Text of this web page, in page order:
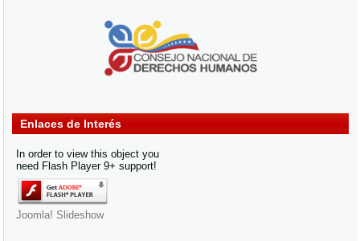
Enlaces de Interés
In order to view this object you
need Flash Player 9+ support!
Joomla! Slideshow